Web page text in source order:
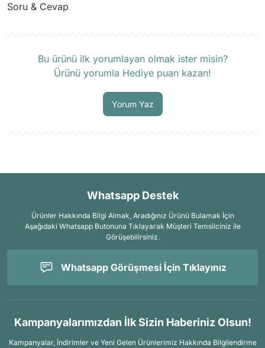
Soru & Cevap
Bu ürünü ilk yorumlayan olmak ister misin?
Ürünü yorumla Hediye puan kazan!
Yorum Yaz
Whatsapp Destek
Ürünler Hakkında Bilgi Almak, Aradığınız Ürünü Bulamak İçin
Aşağıdaki Whatsapp Butonuna Tıklayarak Müşteri Temsilciniz ile
Görüşebilirsiniz.
Whatsapp Görüşmesi İçin Tıklayınız
Kampanyalarımızdan İlk Sizin Haberiniz Olsun!
Kampanyalar, İndirimler ve Yeni Gelen Ürünlerimiz Hakkında Bilgilendirme